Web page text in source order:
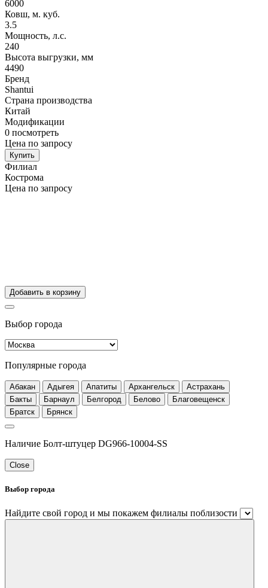
6000
Ковш, м. куб.
3.5
Мощность, л.с.
240
Высота выгрузки, мм
4490
Бренд
Shantui
Страна производства
Китай
Модификации
0 посмотреть
Цена по запросу
Купить
Филиал
Кострома
Цена по запросу
Добавить в корзину
Выбор города
Популярные города
Абакан Адыгея Апатиты Архангельск
Астрахань
Бакты
Барнаул Белгород Белово
Благовещенск
Братск
Брянск
Наличие Болт-штуцер DG966-10004-SS
Close
Выбор города
Найдите свой город и мы покажем филиалы поблизости